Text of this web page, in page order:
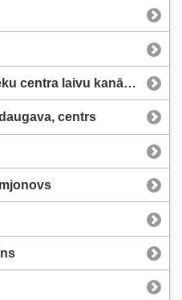
Burtnieku ezers, "Burtnieku centra laivu kanāls"
centrs